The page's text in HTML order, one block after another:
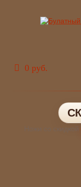
0 руб.
Ножи со скидкой